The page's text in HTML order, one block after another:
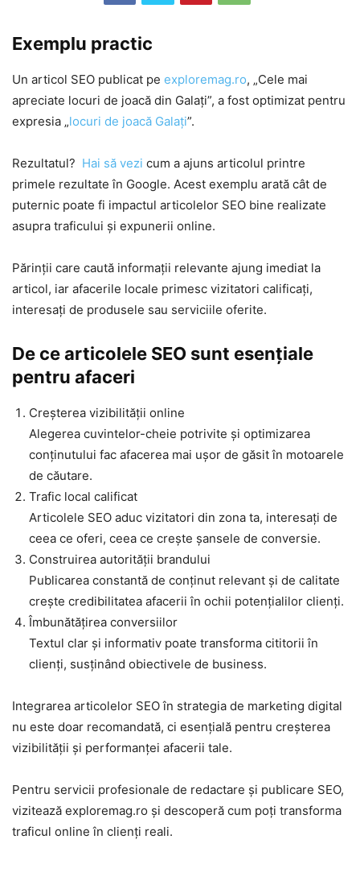
Exemplu practic
Un articol SEO publicat pe exploremag.ro, „Cele mai
apreciate locuri de joacă din Galați”, a fost optimizat pentru
expresia „locuri de joacă Galați”.
Rezultatul? Hai să vezi cum a ajuns articolul printre
primele rezultate în Google. Acest exemplu arată cât de
puternic poate fi impactul articolelor SEO bine realizate
asupra traficului și expunerii online.
Părinții care caută informații relevante ajung imediat la
articol, iar afacerile locale primesc vizitatori calificați,
interesați de produsele sau serviciile oferite.
De ce articolele SEO sunt esențiale
pentru afaceri
Creșterea vizibilității online
Alegerea cuvintelor-cheie potrivite și optimizarea
conținutului fac afacerea mai ușor de găsit în motoarele
de căutare.
Trafic local calificat
Articolele SEO aduc vizitatori din zona ta, interesați de
ceea ce oferi, ceea ce crește șansele de conversie.
Construirea autorității brandului
Publicarea constantă de conținut relevant și de calitate
crește credibilitatea afacerii în ochii potențialilor clienți.
Îmbunătățirea conversiilor
Textul clar și informativ poate transforma cititorii în
clienți, susținând obiectivele de business.
Integrarea articolelor SEO în strategia de marketing digital
nu este doar recomandată, ci esențială pentru creșterea
vizibilității și performanței afacerii tale.
Pentru servicii profesionale de redactare și publicare SEO,
vizitează exploremag.ro și descoperă cum poți transforma
traficul online în clienți reali.